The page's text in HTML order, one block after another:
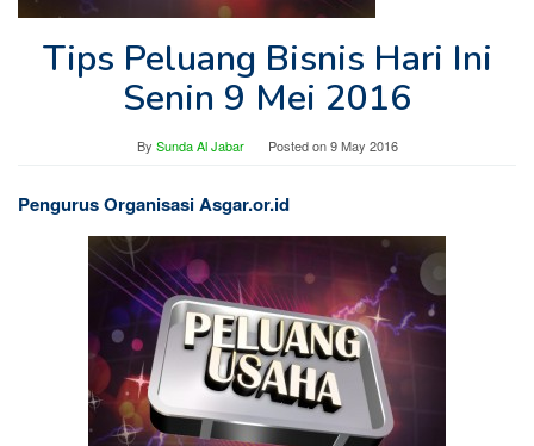
Tips Peluang Bisnis Hari Ini
Senin 9 Mei 2016
By Sunda Al Jabar Posted on9 May 2016
Pengurus Organisasi Asgar.or.id